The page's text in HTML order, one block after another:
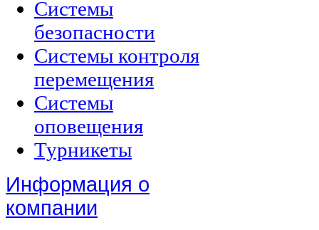
Системы
безопасности
Системы контроля
перемещения
Системы
оповещения
Турникеты
Информация о
компании